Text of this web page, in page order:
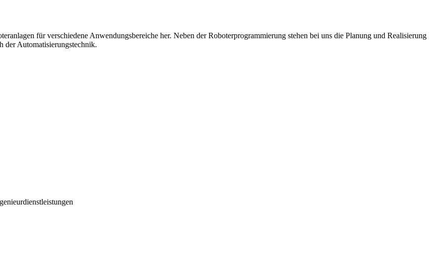
für verschiedene Anwendungsbereiche her. Neben der Roboterprogrammierung stehen bei uns die Planung und Realisierung
der Automatisierungstechnik.